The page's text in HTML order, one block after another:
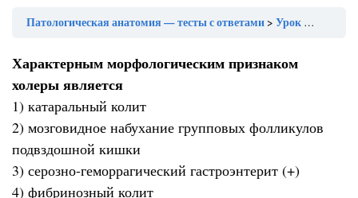
Патологическая анатомия — тесты с ответами Урок №35 «к наиболее характерным признакам клеток злокачественных опухолей относят»
Характерным морфологическим признаком
холеры является
1) катаральный колит
2) мозговидное набухание групповых фолликулов
подвздошной кишки
3) серозно-геморрагический гастроэнтерит (+)
4) фибринозный колит